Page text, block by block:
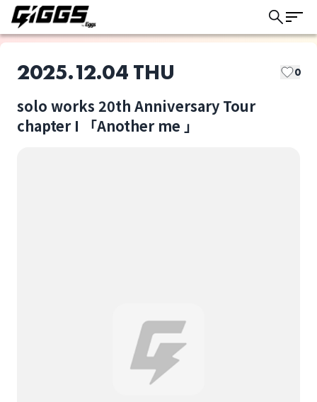
2025.12.04 THU 0
solo works 20th Anniversary Tour
chapter I 「Another me 」
このライブの取り置きは終了しました